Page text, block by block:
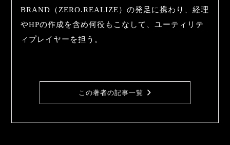
BRAND（ZERO.REALIZE）の発足に携わり、経理
やHPの作成を含め何役もこなして、ユーティリテ
ィプレイヤーを担う。
この著者の記事一覧